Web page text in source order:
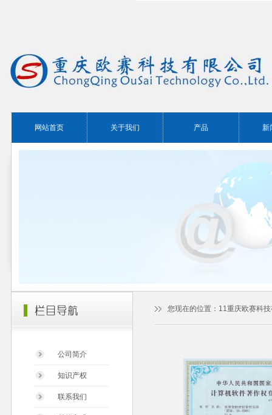
网站首页 关于我们 产品 新
公司简介
知识产权
联系我们
您现在的位置： 11重庆欧赛科